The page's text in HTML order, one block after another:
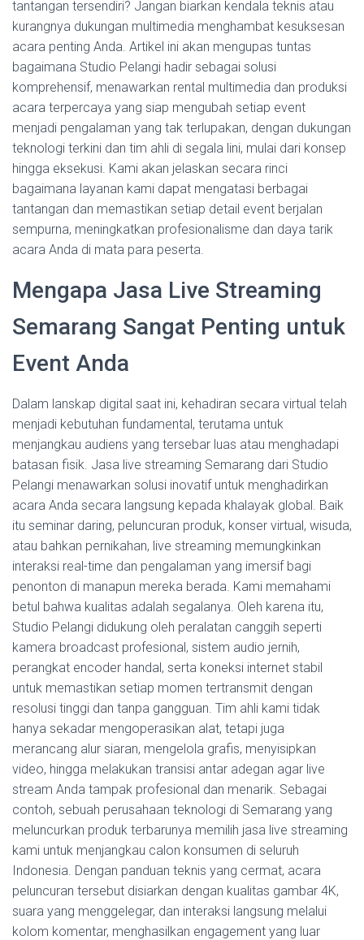
tantangan tersendiri? Jangan biarkan kendala teknis atau
kurangnya dukungan multimedia menghambat kesuksesan
acara penting Anda. Artikel ini akan mengupas tuntas
bagaimana Studio Pelangi hadir sebagai solusi
komprehensif, menawarkan rental multimedia dan produksi
acara terpercaya yang siap mengubah setiap event
menjadi pengalaman yang tak terlupakan, dengan dukungan
teknologi terkini dan tim ahli di segala lini, mulai dari konsep
hingga eksekusi. Kami akan jelaskan secara rinci
bagaimana layanan kami dapat mengatasi berbagai
tantangan dan memastikan setiap detail event berjalan
sempurna, meningkatkan profesionalisme dan daya tarik
acara Anda di mata para peserta.
Mengapa Jasa Live Streaming
Semarang Sangat Penting untuk
Event Anda
Dalam lanskap digital saat ini, kehadiran secara virtual telah
menjadi kebutuhan fundamental, terutama untuk
menjangkau audiens yang tersebar luas atau menghadapi
batasan fisik. Jasa live streaming Semarang dari Studio
Pelangi menawarkan solusi inovatif untuk menghadirkan
acara Anda secara langsung kepada khalayak global. Baik
itu seminar daring, peluncuran produk, konser virtual, wisuda,
atau bahkan pernikahan, live streaming memungkinkan
interaksi real-time dan pengalaman yang imersif bagi
penonton di manapun mereka berada. Kami memahami
betul bahwa kualitas adalah segalanya. Oleh karena itu,
Studio Pelangi didukung oleh peralatan canggih seperti
kamera broadcast profesional, sistem audio jernih,
perangkat encoder handal, serta koneksi internet stabil
untuk memastikan setiap momen tertransmit dengan
resolusi tinggi dan tanpa gangguan. Tim ahli kami tidak
hanya sekadar mengoperasikan alat, tetapi juga
merancang alur siaran, mengelola grafis, menyisipkan
video, hingga melakukan transisi antar adegan agar live
stream Anda tampak profesional dan menarik. Sebagai
contoh, sebuah perusahaan teknologi di Semarang yang
meluncurkan produk terbarunya memilih jasa live streaming
kami untuk menjangkau calon konsumen di seluruh
Indonesia. Dengan panduan teknis yang cermat, acara
peluncuran tersebut disiarkan dengan kualitas gambar 4K,
suara yang menggelegar, dan interaksi langsung melalui
kolom komentar, menghasilkan engagement yang luar